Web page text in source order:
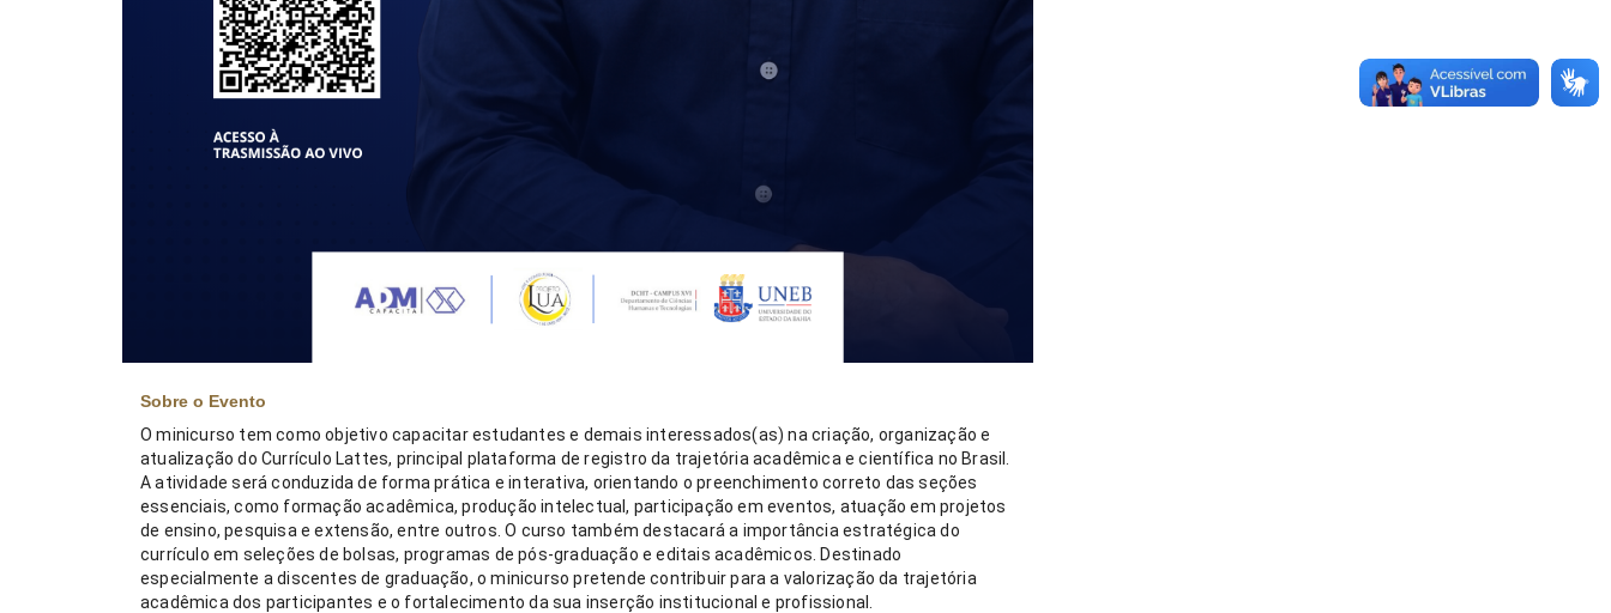
Sobre o Evento
O minicurso tem como objetivo capacitar estudantes e demais interessados(as) na criação, organização e
atualização do Currículo Lattes, principal plataforma de registro da trajetória acadêmica e científica no Brasil.
A atividade será conduzida de forma prática e interativa, orientando o preenchimento correto das seções
essenciais, como formação acadêmica, produção intelectual, participação em eventos, atuação em projetos
de ensino, pesquisa e extensão, entre outros. O curso também destacará a importância estratégica do
currículo em seleções de bolsas, programas de pós-graduação e editais acadêmicos. Destinado
especialmente a discentes de graduação, o minicurso pretende contribuir para a valorização da trajetória
acadêmica dos participantes e o fortalecimento da sua inserção institucional e profissional.